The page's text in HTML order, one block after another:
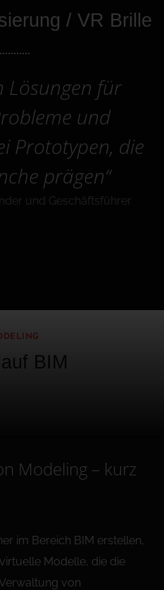
/ VR Brille
Lösungen für
und
Prototypen, die
prägen“
und Geschäftsführer
BIM
Modeling – kurz
im Bereich BIM erstellen,
Modelle, die die
von